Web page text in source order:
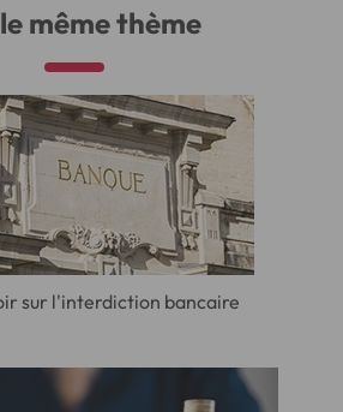
même thème
sur l'interdiction bancaire